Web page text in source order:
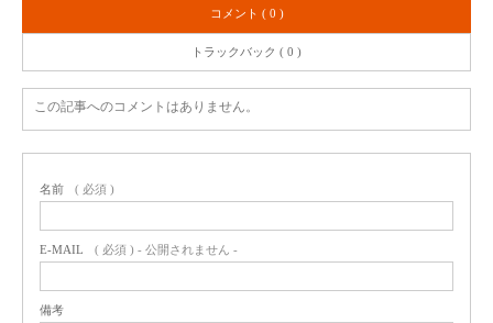
コメント ( 0 )
トラックバック ( 0 )
この記事へのコメントはありません。
名前 ( 必須 )
E-MAIL ( 必須 ) - 公開されません -
備考